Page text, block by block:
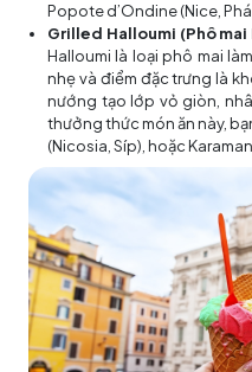
Popote d’Ondine (Nice,
Grilled Halloumi (Phô
Halloumi là loại phô mai
nhẹ và điểm đặc trưng là
nướng tạo lớp vỏ giòn,
thưởng thức món ăn này,
(Nicosia, Síp), hoặc